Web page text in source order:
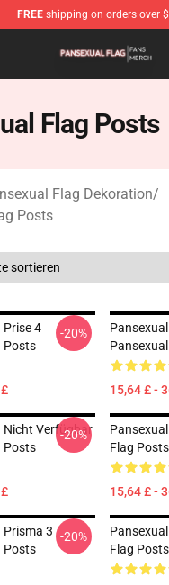
FREE shipping on orders over
Flag Shop - Official
Flag Posts
Flag Dekoration/
Posts
Prise 4
Posts
-20%
15,64 £ -
Nicht Verfügbar
Posts
-20%
Flag Posts
15,64 £ -
Prisma 3
Posts
-20%
Flag Posts